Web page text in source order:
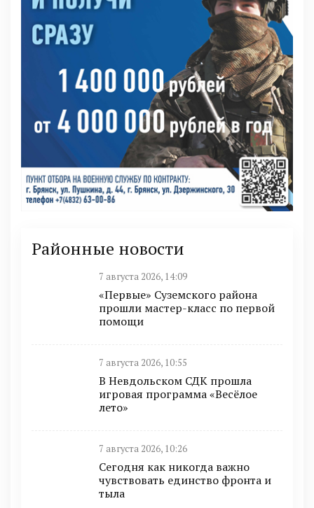
Районные новости
7 августа 2026, 14:09
«Первые» Суземского района
прошли мастер-класс по первой
помощи
7 августа 2026, 10:55
В Невдольском СДК прошла
игровая программа «Весёлое
лето»
7 августа 2026, 10:26
Сегодня как никогда важно
чувствовать единство фронта и
тыла